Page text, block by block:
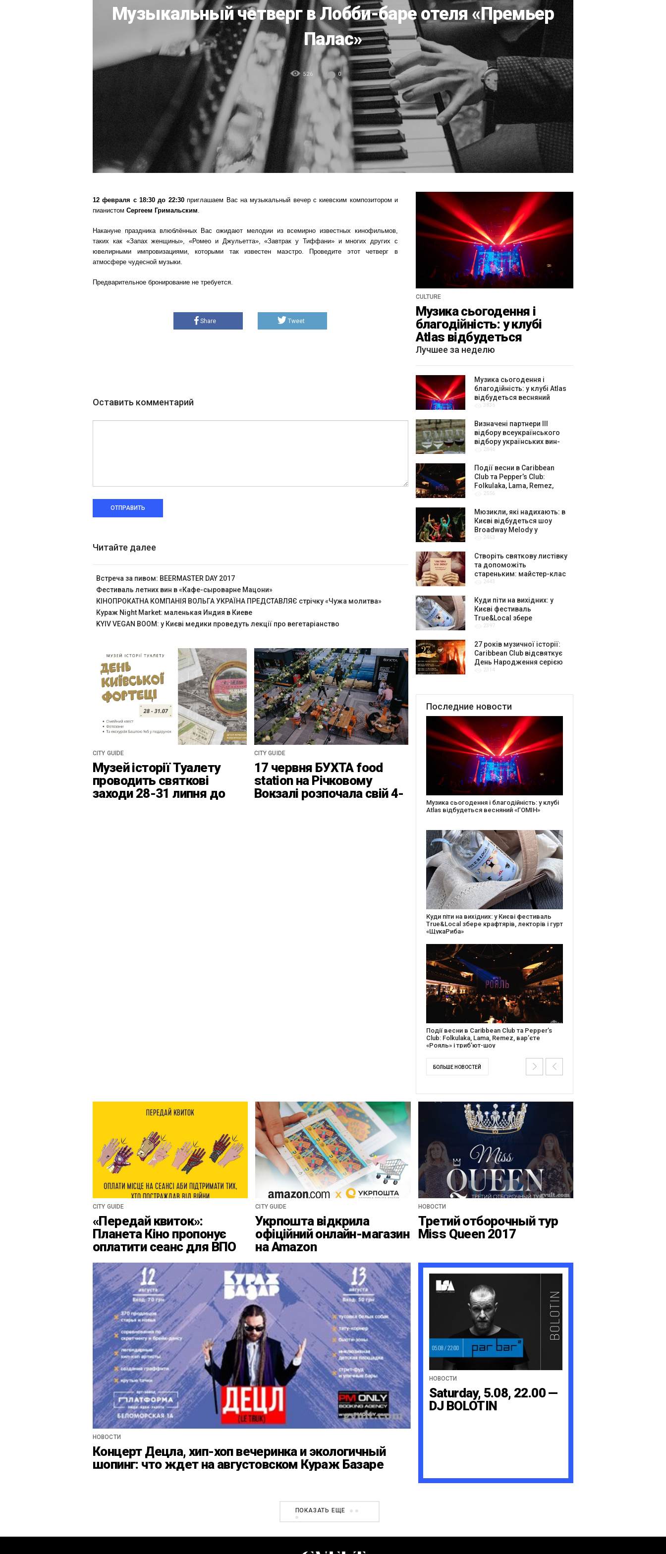
Музыкальный четверг в Лобби-баре отеля «Премьер
Палас»
526 0
12 февраля с 18:30 до 22:30приглашаем Вас на музыкальный вечер с киевским композитором и
пианистом Сергеем Гримальским.
Накануне праздника влюблённых Вас ожидают мелодии из всемирно известных кинофильмов,
таких как «Запах женщины», «Ромео и Джульетта», «Завтрак у Тиффани» и многих других с
ювелирными импровизациями, которыми так известен маэстро. Проведите этот четверг в
атмосфере чудеcной музыки.
Предварительное бронирование не требуется.
Share Tweet
Оставить комментарий
ОТПРАВИТЬ
Читайте далее
Встреча за пивом: BEERMASTER DAY 2017
Фестиваль летних вин в «Кафе-сыроварне Мацони»
КІНОПРОКАТНА КОМПАНІЯ ВОЛЬГА УКРАЇНА ПРЕДСТАВЛЯЄ стрічку «Чужа молитва»
Кураж Night Market: маленькая Индия в Киеве
KYIV VEGAN BOOM: у Києві медики проведуть лекції про вегетаріанство
CITY GUIDE
Музей історії Туалету
проводить святкові
заходи 28-31 липня до
CITY GUIDE
17 червня БУХТА food
station на Річковому
Вокзалі розпочала свій 4-
CULTURE
Музика сьогодення і
благодійність: у клубі
Atlas відбудеться
весняний «ГОМІН»
Лучшее за неделю
Музика сьогодення і
благодійність: у клубі Atlas
відбудеться весняний
«ГОМІН»
3836
Визначені партнери ІІІ
відбору всеукраїнського
відбору українських вин-
амбасадорів
2846
Події весни в Caribbean
Club та Pepper’s Club:
Folkulaka, Lama, Remez,
вар’єте «Рояль» і триб’ют-
2556
Мюзикли, які надихають: в
Києві відбудеться шоу
Broadway Melody у
виконанні юних артистів
2463
Створіть святкову листівку
та допоможіть
стареньким: майстер-клас
від БФ «Юлині Бабусі» на
2443
Куди піти на вихідних: у
Києві фестиваль
True&Local збере
крафтярів, лекторів і гурт
2397
27 років музичної історії:
Caribbean Club відсвяткує
День Народження серією
благодійних подій
2314
Последние новости
Створіть святкову листівку та допоможіть
стареньким: майстер-клас від БФ «Юлині
27 років музичної історії: Caribbean Club
відсвяткує День Народження серією
благодійних подій
Документальний фільм “Будинок “Слово”
англійською покажуть в країнах Європи,
Канаді та США
БОЛЬШЕ НОВОСТЕЙ
CITY GUIDE
«Передай квиток»:
Планета Кіно пропонує
оплатити сеанс для ВПО
CITY GUIDE
Укрпошта відкрила
офіційний онлайн-магазин
на Amazon
НОВОСТИ
Третий отборочный тур
Miss Queen 2017
НОВОСТИ
Концерт Децла, хип-хоп вечеринка и экологичный
шопинг: что ждет на августовском Кураж Базаре
НОВОСТИ
Saturday, 5.08, 22.00 —
DJ BOLOTIN
ПОКАЗАТЬ ЕЩЕ